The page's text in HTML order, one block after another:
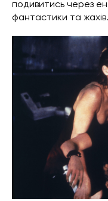
подивитись через
фантастики та жахів.